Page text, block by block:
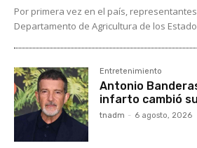
Por primera vez en el país,
Departamento de Agricultura de los
Entretenimiento
Antonio
infarto cambió
tnadm - 6 agosto, 2026